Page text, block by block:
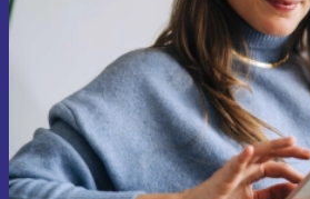
Už nikdy nepromeškej
Chci voucher
Informace o použití osobních údajů najdeš v
Zásadách ochrany osobních údajů.